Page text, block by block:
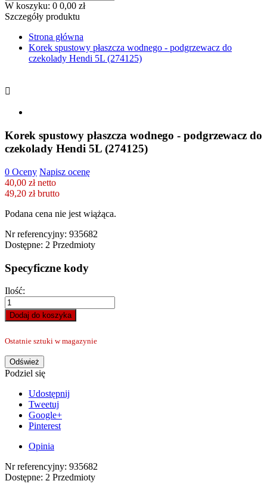
W koszyku: 0 0,00 zł
Szczegóły produktu
Strona główna
Korek spustowy płaszcza wodnego - podgrzewacz do
czekolady Hendi 5L (274125)

Korek spustowy płaszcza wodnego - podgrzewacz do
czekolady Hendi 5L (274125)
0 Oceny Napisz ocenę
40,00 zł netto
49,20 zł brutto
Podana cena nie jest wiążąca.
Nr referencyjny: 935682
Dostępne: 2 Przedmioty
Specyficzne kody
Ilość:
Dodaj do koszyka
Ostatnie sztuki w magazynie
Podziel się
Udostępnij
Tweetuj
Google+
Pinterest
Opinia
Nr referencyjny: 935682
Dostępne: 2 Przedmioty